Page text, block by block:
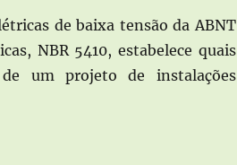
de baixa tensão da ABNT
NBR 5410, estabelece quais
um projeto de instalações